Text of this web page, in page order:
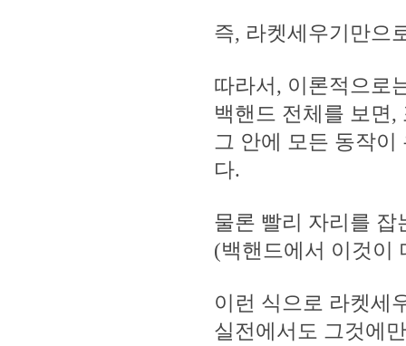
즉, 라켓세우기만으
따라서, 이론적으로
백핸드 전체를 보면
그 안에 모든 동작
다.
물론 빨리 자리를 잡
(백핸드에서 이것이
이런 식으로 라켓세
실전에서도 그것에